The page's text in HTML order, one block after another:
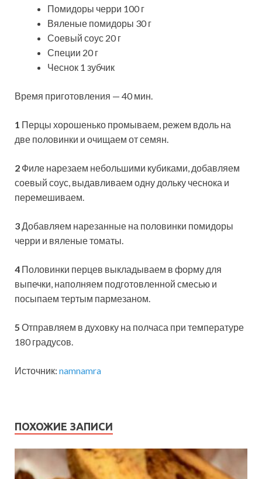
Помидоры черри 100 г
Вяленые помидоры 30 г
Соевый соус 20 г
Специи 20 г
Чеснок 1 зубчик
Время приготовления — 40 мин.
1 Перцы хорошенько промываем, режем вдоль на
две половинки и очищаем от семян.
2 Филе нарезаем небольшими кубиками, добавляем
соевый соус, выдавливаем одну дольку чеснока и
перемешиваем.
3Добавляем нарезанные на половинки помидоры
черри и вяленые томаты.
4 Половинки перцев выкладываем в форму для
выпечки, наполняем подготовленной смесью и
посыпаем тертым пармезаном.
5 Отправляем в духовку на полчаса при температуре
180 градусов.
Источник: namnamra
ПОХОЖИЕ ЗАПИСИ